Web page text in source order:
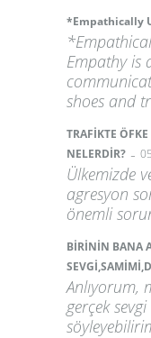
*Empathically
Empathy is
shoes and
TRAFİKTE
NELERDİR? -
Ülkemizde
agresyon
önemli
BİRİNİN BANA
Anlıyorum,
gerçek